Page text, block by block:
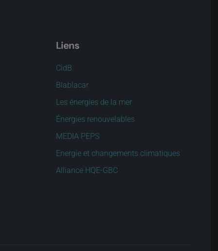
Liens
CidB
Blablacar
Les énergies de la mer
Énergies renouvelables
MEDIA PEPS
Energie et changements climatiques
Alliance HQE-GBC